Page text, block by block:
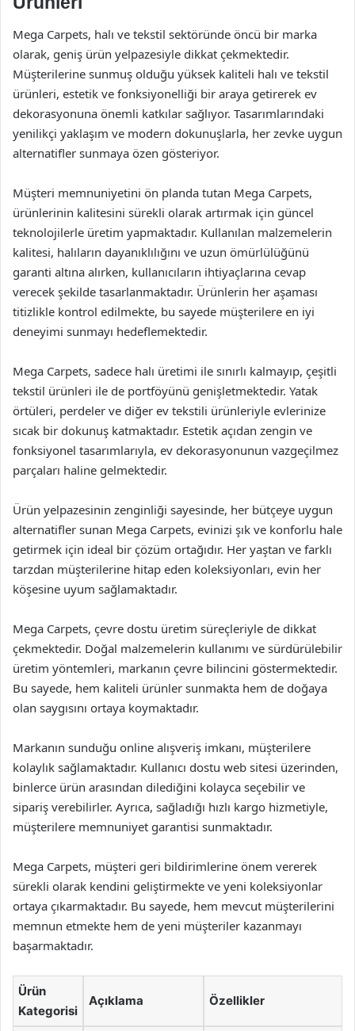
Mega Carpets, halı ve tekstil sektöründe öncü bir marka
olarak, geniş ürün yelpazesiyle dikkat çekmektedir.
Müşterilerine sunmuş olduğu yüksek kaliteli halı ve tekstil
ürünleri, estetik ve fonksiyonelliği bir araya getirerek ev
dekorasyonuna önemli katkılar sağlıyor. Tasarımlarındaki
yenilikçi yaklaşım ve modern dokunuşlarla, her zevke uygun
alternatifler sunmaya özen gösteriyor.
Müşteri memnuniyetini ön planda tutan Mega Carpets,
ürünlerinin kalitesini sürekli olarak artırmak için güncel
teknolojilerle üretim yapmaktadır. Kullanılan malzemelerin
kalitesi, halıların dayanıklılığını ve uzun ömürlülüğünü
garanti altına alırken, kullanıcıların ihtiyaçlarına cevap
verecek şekilde tasarlanmaktadır. Ürünlerin her aşaması
titizlikle kontrol edilmekte, bu sayede müşterilere en iyi
deneyimi sunmayı hedeflemektedir.
Mega Carpets, sadece halı üretimi ile sınırlı kalmayıp, çeşitli
tekstil ürünleri ile de portföyünü genişletmektedir. Yatak
örtüleri, perdeler ve diğer ev tekstili ürünleriyle evlerinize
sıcak bir dokunuş katmaktadır. Estetik açıdan zengin ve
fonksiyonel tasarımlarıyla, ev dekorasyonunun vazgeçilmez
parçaları haline gelmektedir.
Ürün yelpazesinin zenginliği sayesinde, her bütçeye uygun
alternatifler sunan Mega Carpets, evinizi şık ve konforlu hale
getirmek için ideal bir çözüm ortağıdır. Her yaştan ve farklı
tarzdan müşterilerine hitap eden koleksiyonları, evin her
köşesine uyum sağlamaktadır.
Mega Carpets, çevre dostu üretim süreçleriyle de dikkat
çekmektedir. Doğal malzemelerin kullanımı ve sürdürülebilir
üretim yöntemleri, markanın çevre bilincini göstermektedir.
Bu sayede, hem kaliteli ürünler sunmakta hem de doğaya
olan saygısını ortaya koymaktadır.
Markanın sunduğu online alışveriş imkanı, müşterilere
kolaylık sağlamaktadır. Kullanıcı dostu web sitesi üzerinden,
binlerce ürün arasından dilediğini kolayca seçebilir ve
sipariş verebilirler. Ayrıca, sağladığı hızlı kargo hizmetiyle,
müşterilere memnuniyet garantisi sunmaktadır.
Mega Carpets, müşteri geri bildirimlerine önem vererek
sürekli olarak kendini geliştirmekte ve yeni koleksiyonlar
ortaya çıkarmaktadır. Bu sayede, hem mevcut müşterilerini
memnun etmekte hem de yeni müşteriler kazanmayı
başarmaktadır.
Ürün
Kategorisi
Açıklama Özellikler